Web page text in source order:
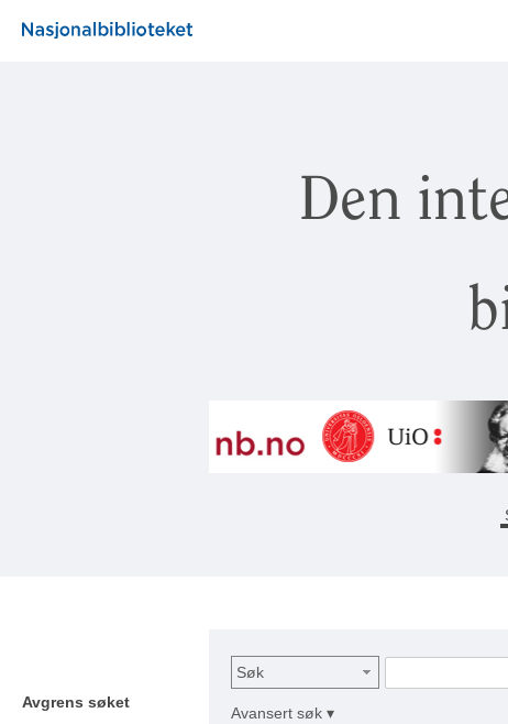
Den
Avgrens søket
Søk
Avansert søk ▾